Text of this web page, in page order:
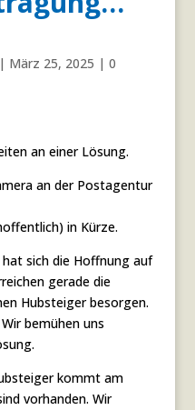
| März 25, 2025 | 0
an einer Lösung.
an der Postagentur
in Kürze.
sich die Hoffnung auf
gerade die
Hubsteiger besorgen.
bemühen uns
kommt am
vorhanden. Wir